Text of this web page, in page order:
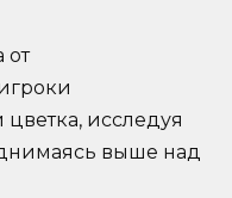
от
исследуя
выше над